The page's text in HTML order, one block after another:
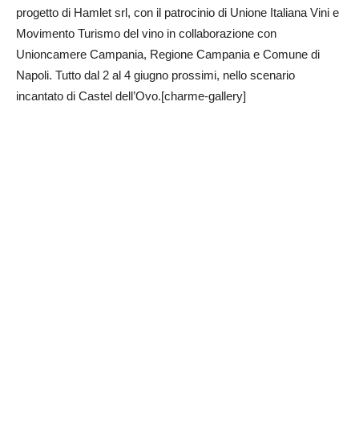
progetto di Hamlet srl, con il patrocinio di Unione Italiana Vini e
Movimento Turismo del vino in collaborazione con
Unioncamere Campania, Regione Campania e Comune di
Napoli. Tutto dal 2 al 4 giugno prossimi, nello scenario
incantato di Castel dell’Ovo.[charme-gallery]